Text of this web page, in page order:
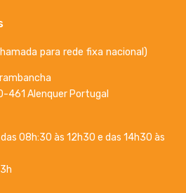
para rede fixa nacional)
461 Alenquer Portugal
08h:30 às 12h30 e das 14h30 às